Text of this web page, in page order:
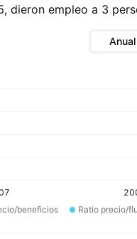
dieron empleo a 3
Anual
beneficios
Ratio precio/